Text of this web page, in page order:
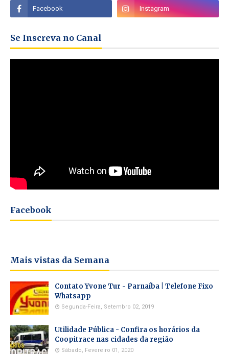
Se Inscreva no Canal
Facebook
Mais vistas da Semana
Contato Yvone Tur - Parnaíba | Telefone Fixo
Whatsapp
Segunda-Feira, Setembro 02, 2019
Utilidade Pública - Confira os horários da
Coopitrace nas cidades da região
Sábado, Fevereiro 01, 2020